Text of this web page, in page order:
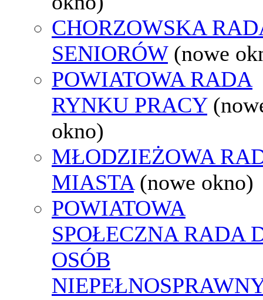
CHORZOWSKA
SENIORÓW (nowe
POWIATOWA RADA
RYNKU PRACY
okno)
MŁODZIEŻOWA
MIASTA (nowe okno)
POWIATOWA
SPOŁECZNA RADA
OSÓB